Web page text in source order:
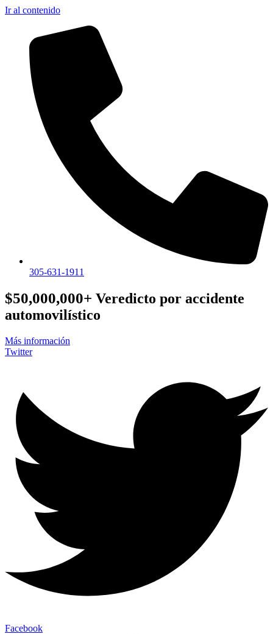
Ir al contenido
305-631-1911
$50,000,000+ Veredicto por accidente
automovilístico
Más información
Twitter
Facebook